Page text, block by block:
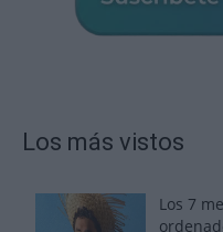
Los más vistos
Los 7